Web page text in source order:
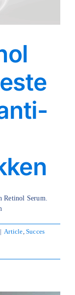
Retinol Serum.
| Article,Succes